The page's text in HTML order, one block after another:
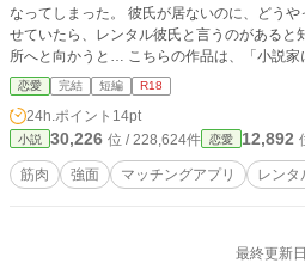
なってしまった。 彼氏が居ないのに、どう
せていたら、レンタル彼氏と言うのがあると
所へと向かうと… こちらの作品は、「小説家になろう」にも掲載しておりま
す。
恋愛 完結 短編 R18
24h.ポイント 14pt
小説 30,226 位 / 228,624件 恋愛 12,892
筋肉 強面 マッチングアプリ レンタ
最終更新